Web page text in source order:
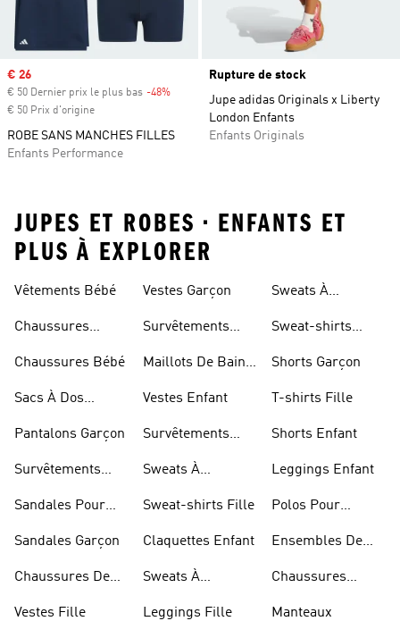
Prix soldé
€ 26
€ 50 Dernier prix le plus bas -48%
€ 50 Prix d'origine
ROBE SANS MANCHES FILLES
Enfants Performance
Rupture de stock
Jupe adidas Originals x Liberty
London Enfants
Enfants Originals
JUPES ET ROBES • ENFANTS ET
PLUS À EXPLORER
Vêtements Bébé
Chaussures
Chaussures Bébé
Sacs À Dos
Pantalons Garçon
Survêtements
Sandales Pour
Sandales Garçon
Chaussures De
Vestes Fille
Vestes Garçon
Survêtements
Maillots De Bain
Vestes Enfant
Survêtements
Sweats À
Sweat-shirts Fille
Claquettes Enfant
Sweats À
Leggings Fille
Sweats À
Sweat-shirts
Shorts Garçon
T-shirts Fille
Shorts Enfant
Leggings Enfant
Polos Pour
Ensembles De
Chaussures
Manteaux